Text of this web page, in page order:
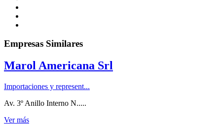
Empresas Similares
Marol Americana Srl
Importaciones y represent...
Av. 3º Anillo Interno N.....
Ver más